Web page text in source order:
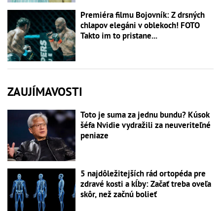
Premiéra filmu Bojovník: Z drsných
chlapov elegáni v oblekoch! FOTO
Takto im to pristane...
ZAUJÍMAVOSTI
Toto je suma za jednu bundu? Kúsok
šéfa Nvidie vydražili za neuveriteľné
peniaze
5 najdôležitejších rád ortopéda pre
zdravé kosti a kĺby: Začať treba oveľa
skôr, než začnú bolieť